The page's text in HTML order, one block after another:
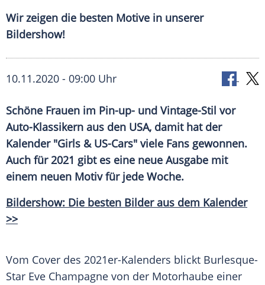
Wir zeigen die besten Motive in unserer
Bildershow!
10.11.2020 - 09:00 Uhr
Schöne Frauen im Pin-up- und Vintage-Stil vor
Auto-Klassikern aus den USA, damit hat der
Kalender "Girls & US-Cars" viele Fans gewonnen.
Auch für 2021 gibt es eine neue Ausgabe mit
einem neuen Motiv für jede Woche.
Bildershow: Die besten Bilder aus dem Kalender
>>
Vom Cover des 2021er-Kalenders blickt Burlesque-
Star Eve Champagne von der Motorhaube einer